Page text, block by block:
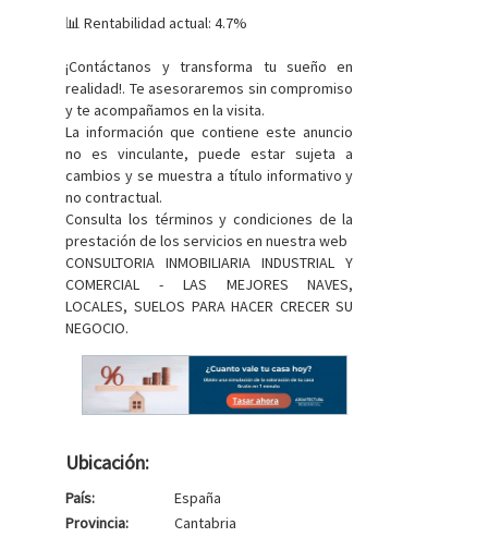
📊 Rentabilidad actual: 4.7%
¡Contáctanos y transforma tu sueño en
realidad!. Te asesoraremos sin compromiso
y te acompañamos en la visita.
La información que contiene este anuncio
no es vinculante, puede estar sujeta a
cambios y se muestra a título informativo y
no contractual.
Consulta los términos y condiciones de la
prestación de los servicios en nuestra web
CONSULTORIA INMOBILIARIA INDUSTRIAL Y
COMERCIAL - LAS MEJORES NAVES,
LOCALES, SUELOS PARA HACER CRECER SU
NEGOCIO.
Ubicación:
País:
España
Provincia:
Cantabria